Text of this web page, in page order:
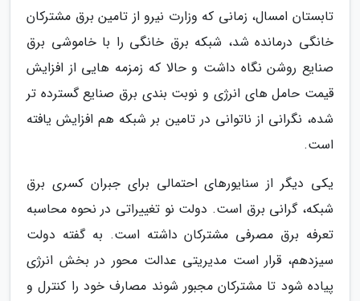
تابستان امسال، زمانی که وزارت نیرو از تامین برق مشترکان
خانگی درمانده شد، شبکه برق خانگی را با خاموشی برق
صنایع روشن نگاه داشت و حالا که زمزمه هایی از افزایش
قیمت حامل های انرژی و نوبت بندی برق صنایع گسترده تر
شده، نگرانی از ناتوانی در تامین بر شبکه هم افزایش یافته
است.
یکی دیگر از سنایورهای احتمالی برای جبران کسری برق
شبکه، گرانی برق است. دولت نو تغییراتی در نحوه محاسبه
تعرفه برق مصرفی مشترکان داشته است. به گفته دولت
سیزدهم، قرار است مدیریتی عدالت محور در بخش انرژی
پیاده شود تا مشترکان مجبور شوند مصارف خود را کنترل و